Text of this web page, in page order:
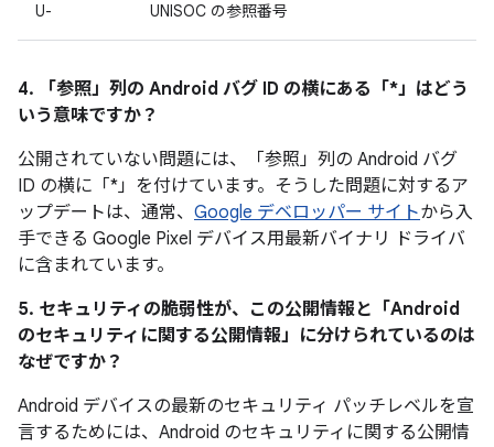
U- UNISOC の参照番号
4. 「参照」 列の Android バグ ID の横にある「*」はどう
いう意味ですか？
公開されていない問題には、「参照」 列の Android バグ
ID の横に「*」を付けています。そうした問題に対するア
ップデートは、通常、 Google デベロッパー サイトから入
手できる Google Pixel デバイス用最新バイナリ ドライバ
に含まれています。
5. セキュリティの脆弱性が、この公開情報と「Android
のセキュリティに関する公開情報」に分けられているのは
なぜですか？
Android デバイスの最新のセキュリティ パッチレベルを宣
言するためには、Android のセキュリティに関する公開情